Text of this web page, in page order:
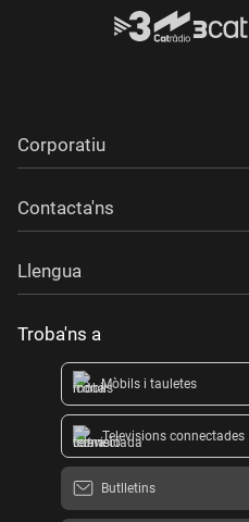
Corporatiu
Contacta'ns
Llengua
Troba'ns a
Mòbils i tauletes
Televisions connectades
Butlletins